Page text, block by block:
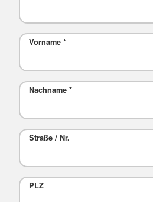
Vorname *
Nachname *
Straße / Nr.
PLZ